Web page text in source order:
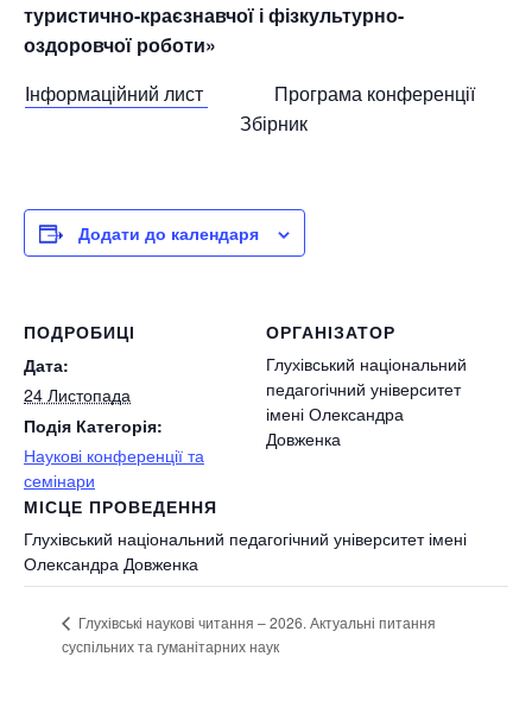
туристично-краєзнавчої і фізкультурно-
оздоровчої роботи»
Інформаційний лист
Програма конференції
Збірник
Додати до календаря
ПОДРОБИЦІ
Дата:
24 Листопада
Подія Категорія:
Наукові конференції та
семінари
МІСЦЕ ПРОВЕДЕННЯ
Глухівський національний педагогічний університет імені
Олександра Довженка
ОРГАНІЗАТОР
Глухівський національний
педагогічний університет
імені Олександра
Довженка
Глухівські наукові читання – 2026. Актуальні питання
суспільних та гуманітарних наук